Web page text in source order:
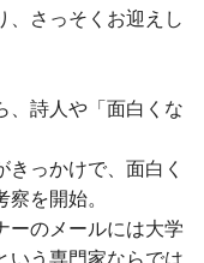
、さっそくお迎えし
、詩人や「面白くな
っかけで、面白く
を開始。
ーのメールには大学
いう専門家ならでは